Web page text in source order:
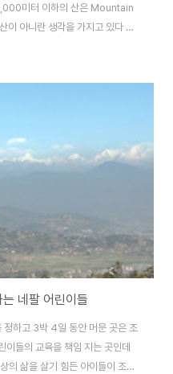
미터 이하의 산은 Mountain
이 아니란 생각을 가지고 있다 그
면, 죽기를 각오 해야 할 것이
안 조이 하우스에서 사역을 마치
이틀은 소요되는 거리로 떠나는
네팔 어린이들
정하고 3박 4일 동안 머문 곳은 조
이들의 교육을 책임 지는 곳인데
의 삶을 살기 힘든 아이들이 조이